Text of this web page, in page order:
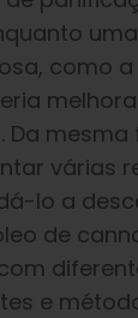
como a
Da mesma
várias
lo a
de
e